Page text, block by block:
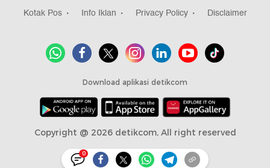
0
Kotak Pos
Info Iklan Privacy Policy Disclaimer
Download aplikasi detikcom
Copyright @ 2026 detikcom, All right reserved